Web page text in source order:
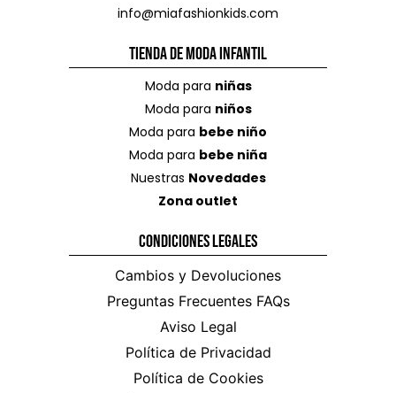
info@miafashionkids.com
Tienda de Moda Infantil
Moda para niñas
Moda para niños
Moda para bebe niño
Moda para bebe niña
Nuestras Novedades
Zona outlet
Condiciones Legales
Cambios y Devoluciones
Preguntas Frecuentes FAQs
Aviso Legal
Política de Privacidad
Política de Cookies